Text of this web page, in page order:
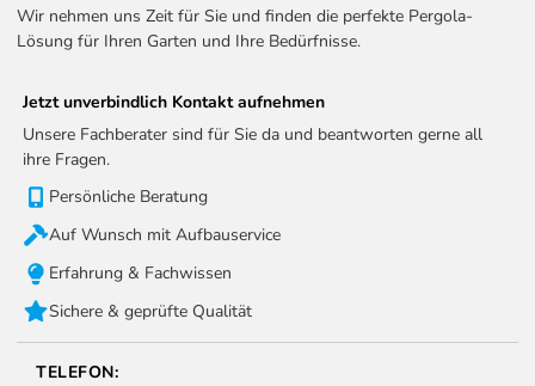
Wir nehmen uns Zeit für Sie und finden die perfekte Pergola-
Lösung für Ihren Garten und Ihre Bedürfnisse.
Jetzt unverbindlich Kontakt aufnehmen
Unsere Fachberater sind für Sie da und beantworten gerne all
ihre Fragen.
Persönliche Beratung
Auf Wunsch mit Aufbauservice
Erfahrung & Fachwissen
Sichere & geprüfte Qualität
TELEFON: